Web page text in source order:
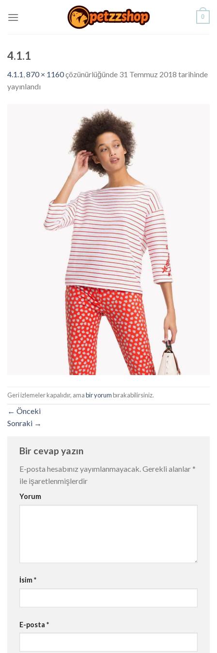
0
4.1.1
4.1.1,870 × 1160çözünürlüğünde 31 Temmuz 2018 tarihinde
yayınlandı
Geri izlemeler kapalıdır, amabir yorumbırakabilirsiniz.
← Önceki
Sonraki →
Bir cevap yazın
E-posta hesabınız yayımlanmayacak.Gerekli alanlar *
ile işaretlenmişlerdir
Yorum
İsim*
E-posta *